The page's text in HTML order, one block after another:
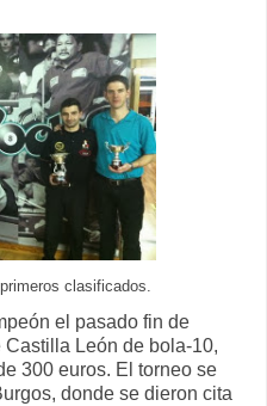
clasificados.
el pasado fin de
León de bola-10,
300 euros. El torneo se
donde se dieron cita